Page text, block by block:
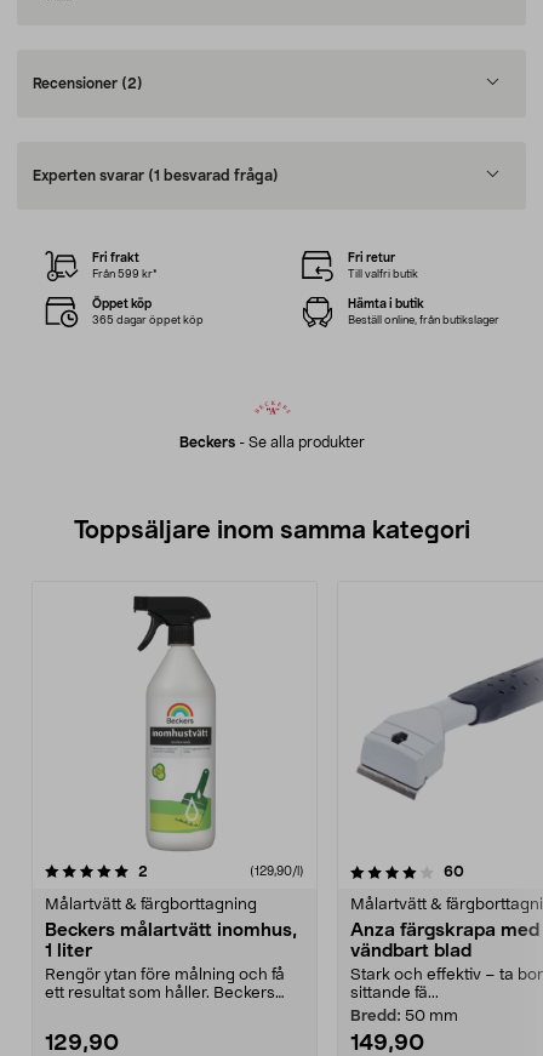
Recensioner (2)
Experten svarar (1 besvarad fråga)
Beckers- Se alla produkter
Fri frakt
Från 599 kr*
Fri retur
Till valfri butik
Öppet köp
365 dagar öppet köp
Hämta i butik
Beställ online, från butikslager
Toppsäljare inom samma kategori
2 (129,90/l)
Målartvätt & färgborttagning
Beckers målartvätt inomhus,
1 liter
Rengör ytan före målning och få
ett resultat som håller. Beckers
129,90
4.0 av 5 stjärnor 60
Målartvätt &
Anza färgskrapa med
vändbart blad
Stark och effektiv – ta
sittande fä...
Bredd: 50 mm
149,90
4.5 av 5 stjärnor